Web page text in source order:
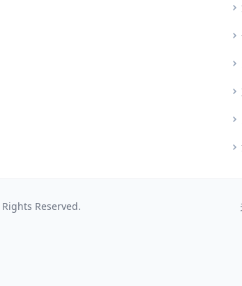
Reserved.